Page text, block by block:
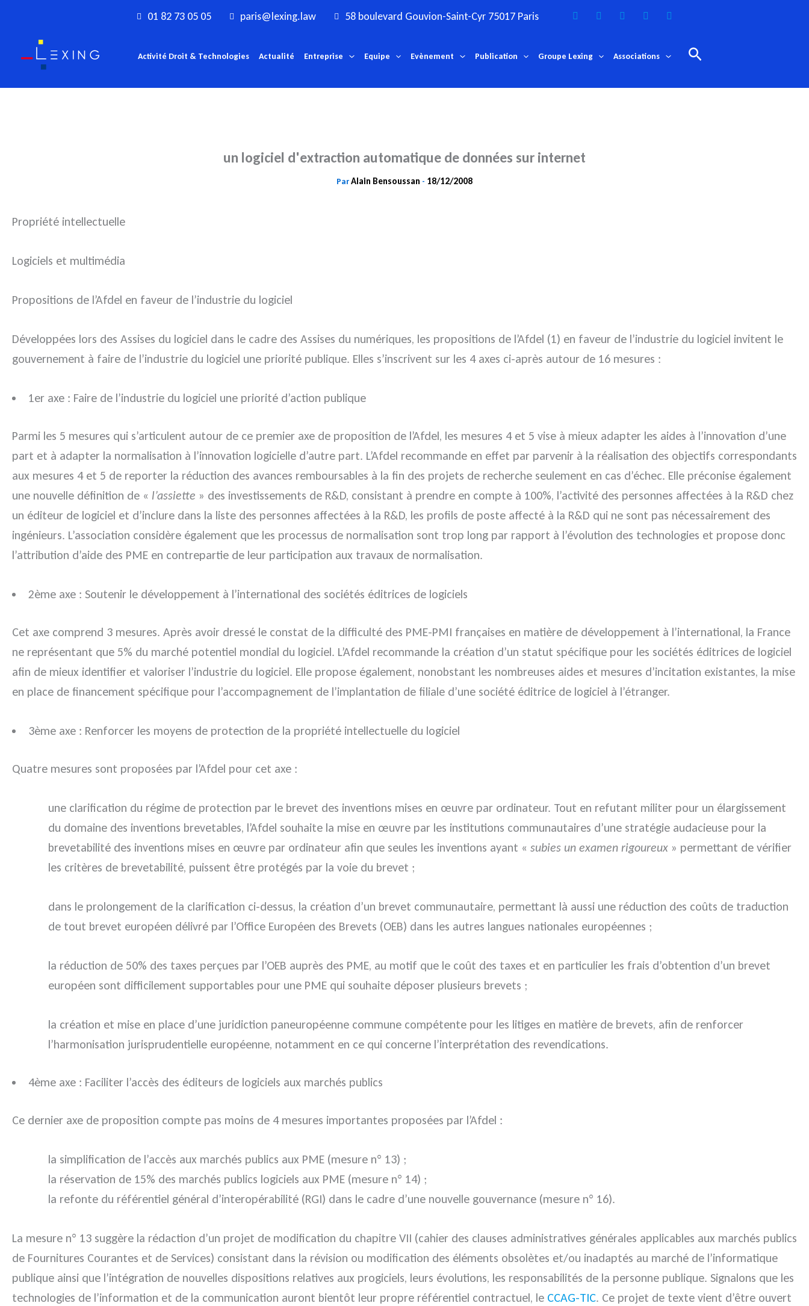
contenu
01 82 73 05 05 paris@lexing.law 58 boulevard Gouvion-Saint-Cyr 75017 Paris
Activité Droit & Technologies Actualité Entreprise Equipe Evènement Publication Groupe Lexing Associations Rechercher
un logiciel d'extraction automatique de données sur internet
ParAlain Bensoussan - 18/12/2008
Propriété intellectuelle
Logiciels et multimédia
Propositions de l’Afdel en faveur de l’industrie du logiciel
Développées lors des Assises du logiciel dans le cadre des Assises du numériques, les propositions de l’Afdel (1) en faveur de l’industrie du logiciel invitent le
gouvernement à faire de l’industrie du logiciel une priorité publique. Elles s’inscrivent sur les 4 axes ci-après autour de 16 mesures :
1er axe : Faire de l’industrie du logiciel une priorité d’action publique
Parmi les 5 mesures qui s’articulent autour de ce premier axe de proposition de l’Afdel, les mesures 4 et 5 vise à mieux adapter les aides à l’innovation d’une
part et à adapter la normalisation à l’innovation logicielle d’autre part. L’Afdel recommande en effet par parvenir à la réalisation des objectifs correspondants
aux mesures 4 et 5 de reporter la réduction des avances remboursables à la fin des projets de recherche seulement en cas d’échec. Elle préconise également
une nouvelle définition de « l’assiette » des investissements de R&D, consistant à prendre en compte à 100%, l’activité des personnes affectées à la R&D chez
un éditeur de logiciel et d’inclure dans la liste des personnes affectées à la R&D, les profils de poste affecté à la R&D qui ne sont pas nécessairement des
ingénieurs. L’association considère également que les processus de normalisation sont trop long par rapport à l’évolution des technologies et propose donc
l’attribution d’aide des PME en contrepartie de leur participation aux travaux de normalisation.
2ème axe : Soutenir le développement à l’international des sociétés éditrices de logiciels
Cet axe comprend 3 mesures. Après avoir dressé le constat de la difficulté des PME-PMI françaises en matière de développement à l’international, la France
ne représentant que 5% du marché potentiel mondial du logiciel. L’Afdel recommande la création d’un statut spécifique pour les sociétés éditrices de logiciel
afin de mieux identifier et valoriser l’industrie du logiciel. Elle propose également, nonobstant les nombreuses aides et mesures d’incitation existantes, la mise
en place de financement spécifique pour l’accompagnement de l’implantation de filiale d’une société éditrice de logiciel à l’étranger.
3ème axe : Renforcer les moyens de protection de la propriété intellectuelle du logiciel
Quatre mesures sont proposées par l’Afdel pour cet axe :
une clarification du régime de protection par le brevet des inventions mises en œuvre par ordinateur. Tout en refutant militer pour un élargissement
du domaine des inventions brevetables, l’Afdel souhaite la mise en œuvre par les institutions communautaires d’une stratégie audacieuse pour la
brevetabilité des inventions mises en œuvre par ordinateur afin que seules les inventions ayant « subies un examen rigoureux » permettant de vérifier
les critères de brevetabilité, puissent être protégés par la voie du brevet ;
dans le prolongement de la clarification ci-dessus, la création d’un brevet communautaire, permettant là aussi une réduction des coûts de traduction
de tout brevet européen délivré par l’Office Européen des Brevets (OEB) dans les autres langues nationales européennes ;
la réduction de 50% des taxes perçues par l’OEB auprès des PME, au motif que le coût des taxes et en particulier les frais d’obtention d’un brevet
européen sont difficilement supportables pour une PME qui souhaite déposer plusieurs brevets ;
la création et mise en place d’une juridiction paneuropéenne commune compétente pour les litiges en matière de brevets, afin de renforcer
l’harmonisation jurisprudentielle européenne, notamment en ce qui concerne l’interprétation des revendications.
4ème axe : Faciliter l’accès des éditeurs de logiciels aux marchés publics
Ce dernier axe de proposition compte pas moins de 4 mesures importantes proposées par l’Afdel :
la simplification de l’accès aux marchés publics aux PME (mesure n° 13) ;
la réservation de 15% des marchés publics logiciels aux PME (mesure n° 14) ;
la refonte du référentiel général d’interopérabilité (RGI) dans le cadre d’une nouvelle gouvernance (mesure n° 16).
La mesure n° 13 suggère la rédaction d’un projet de modification du chapitre VII (cahier des clauses administratives générales applicables aux marchés publics
de Fournitures Courantes et de Services) consistant dans la révision ou modification des éléments obsolètes et/ou inadaptés au marché de l’informatique
publique ainsi que l’intégration de nouvelles dispositions relatives aux progiciels, leurs évolutions, les responsabilités de la personne publique. Signalons que les
technologies de l’information et de la communication auront bientôt leur propre référentiel contractuel, le CCAG-TIC. Ce projet de texte vient d’être ouvert